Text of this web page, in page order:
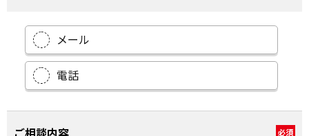
メール
電話
必須